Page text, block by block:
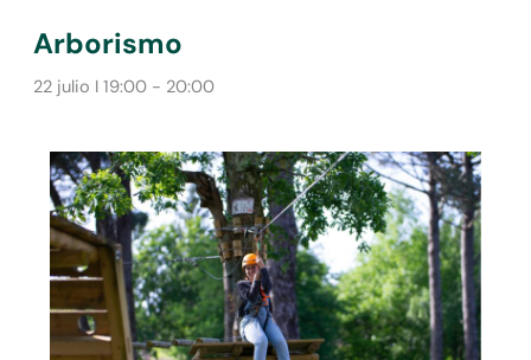
Arborismo
22 julio I 19:00- 20:00